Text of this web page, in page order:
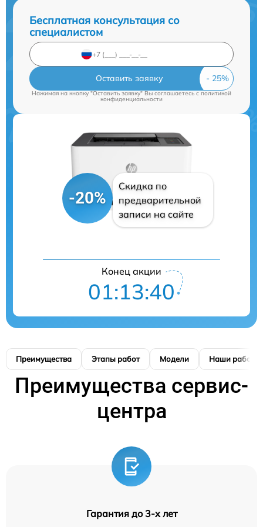
Бесплатная консультация со
специалистом
Оставить заявку
Нажимая на кнопку "Оставить заявку" Вы соглашаетесь cполитикой
конфиденциальности
-20%
Скидка по
предварительной
записи на сайте
Конец акции
01:13:39
Преимущества Этапы работ Модели Наши работы
Преимущества сервис-
центра
Гарантия до 3-х лет